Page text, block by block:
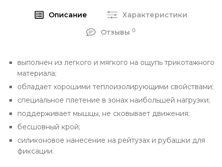
Описание
Характеристики
Отзывы 0
выполнен из легкого и мягкого на ощупь трикотажного
материала;
обладает хорошими теплоизолирующими свойствами;
специальное плетение в зонах наибольшей нагрузки;
поддерживает мышцы, не сковывает движения;
бесшовный крой;
силиконовое нанесение на рейтузах и рубашки для
фиксации.